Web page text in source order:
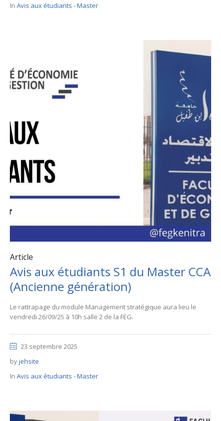
In Avis aux étudiants - Master
Article
Avis aux étudiants S1 du Master CCA
(Ancienne génération)
Le rattrapage du module Management stratégique aura lieu le
vendredi 26/09/25 à 10h salle 2 de la FEG.
23 septembre 2025
byjehsite
In Avis aux étudiants - Master